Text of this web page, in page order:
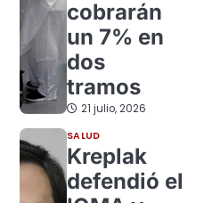
cobrarán
un 7% en
dos
tramos
21 julio, 2026
SALUD
Kreplak
defendió el